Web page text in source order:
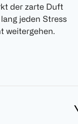
der zarte Duft
jeden Stress
weitergehen.